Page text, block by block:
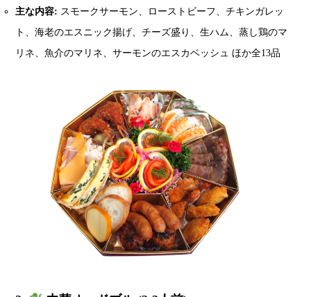
主な内容: スモークサーモン、ローストビーフ、チキンガレッ
ト、海老のエスニック揚げ、チーズ盛り、生ハム、蒸し鶏のマ
リネ、魚介のマリネ、サーモンのエスカベッシュ ほか全13品